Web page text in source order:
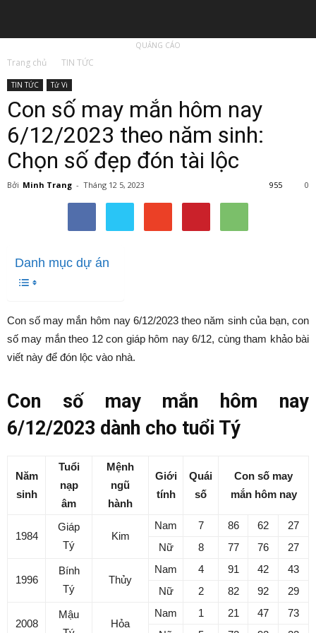
QUẢNG CÁO
Trang chủ TIN TỨC
TIN TỨC Tử Vi
Con số may mắn hôm nay
6/12/2023 theo năm sinh:
Chọn số đẹp đón tài lộc
Bởi Minh Trang - Tháng 12 5, 2023 0
955
Danh mục dự án